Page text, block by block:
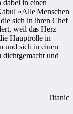
dabei in einen
»Alle Menschen
sich in ihren Chef
weil das Herz
Hauptrolle in
und sich in einen
und
Titanic